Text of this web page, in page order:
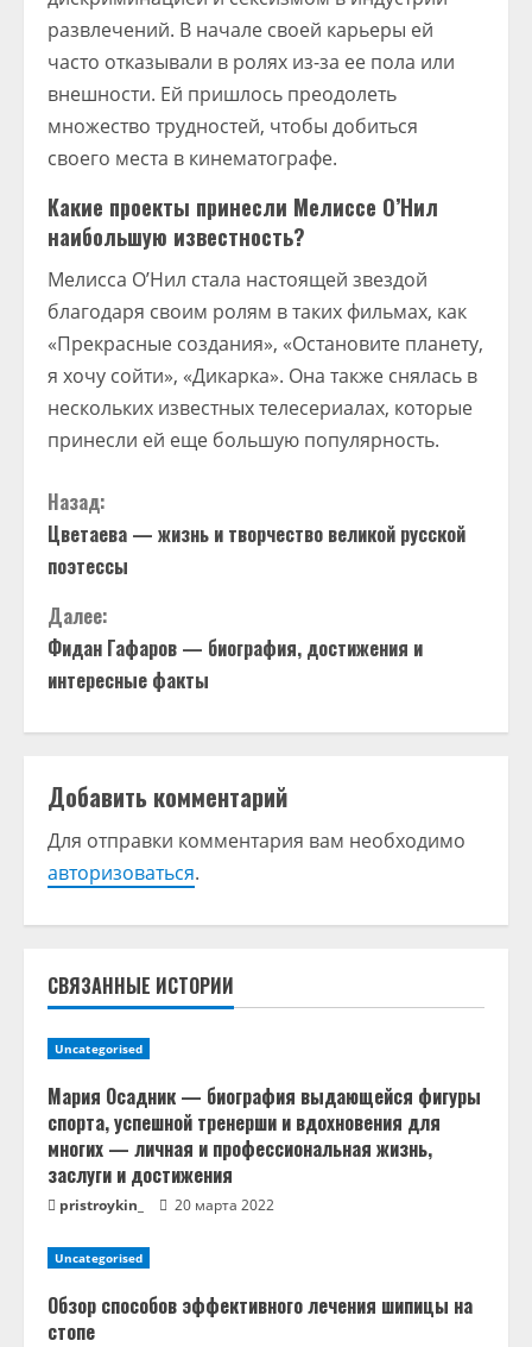
развлечений. В начале своей карьеры ей
часто отказывали в ролях из-за ее пола или
внешности. Ей пришлось преодолеть
множество трудностей, чтобы добиться
своего места в кинематографе.
Какие проекты принесли Мелиссе О’Нил
наибольшую известность?
Мелисса О’Нил стала настоящей звездой
благодаря своим ролям в таких фильмах, как
«Прекрасные создания», «Остановите планету,
я хочу сойти», «Дикарка». Она также снялась в
нескольких известных телесериалах, которые
принесли ей еще большую популярность.
П
р
о
д
ж
и
ч
т
е
н
и
е
Назад:
Цветаева — жизнь и творчество великой русской
поэтессы
Далее:
Фидан Гафаров — биография, достижения и
интересные факты
Добавить комментарий
Для отправки комментария вам необходимо
авторизоваться.
СВЯЗАННЫЕ ИСТОРИИ
Uncategorised
Мария Осадник — биография выдающейся фигуры
спорта, успешной тренерши и вдохновения для
многих — личная и профессиональная жизнь,
заслуги и достижения
pristroykin_ 20 марта 2022
Uncategorised
Обзор способов эффективного лечения шипицы на
стопе